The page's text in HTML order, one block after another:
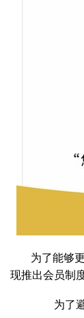
为了能够
现推出会员制
为了